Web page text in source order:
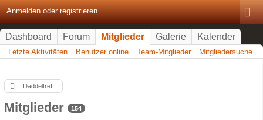
Anmelden oder registrieren
Dashboard Forum Mitglieder Galerie Kalender
Letzte Aktivitäten Benutzer online Team-Mitglieder Mitgliedersuche
Daddeltreff
Mitglieder 154